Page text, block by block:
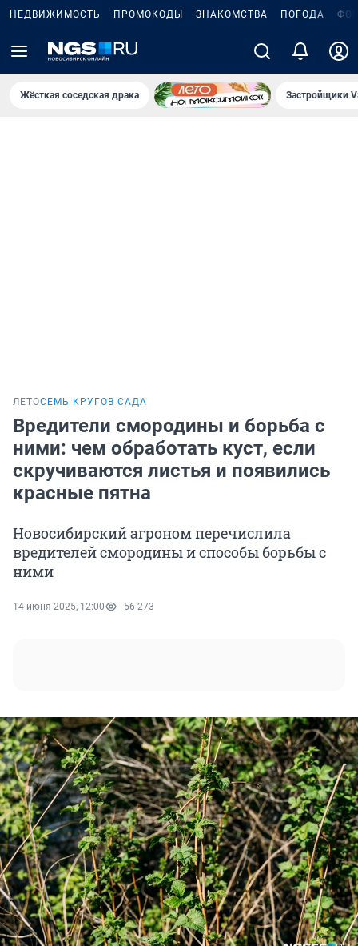
НЕДВИЖИМОСТЬ ПРОМОКОДЫ ЗНАКОМСТВА ПОГОДА
Жёсткая соседская драка Застройщики
ЛЕТОСЕМЬ КРУГОВ САДА
Вредители смородины и борьба с
ними: чем обработать куст, если
скручиваются листья и появились
красные пятна
Новосибирский агроном перечислила
вредителей смородины и способы борьбы с
ними
14 июня 2025, 12:00 56 273